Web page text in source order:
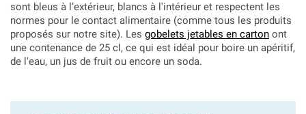
sont bleus à l’extérieur, blancs à l'intérieur et respectent les
normes pour le contact alimentaire (comme tous les produits
proposés sur notre site). Les gobelets jetables en carton ont
une contenance de 25 cl, ce qui est idéal pour boire un apéritif,
de l'eau, un jus de fruit ou encore un soda.